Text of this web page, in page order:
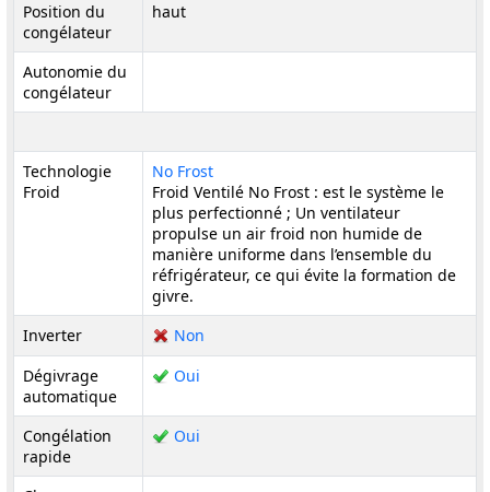
Position du
congélateur
haut
Autonomie du
congélateur
Technologie
Froid
No Frost
Froid Ventilé No Frost : est le système le
plus perfectionné ; Un ventilateur
propulse un air froid non humide de
manière uniforme dans l’ensemble du
réfrigérateur, ce qui évite la formation de
givre.
Inverter
Non
Dégivrage
automatique
Oui
Congélation
rapide
Oui